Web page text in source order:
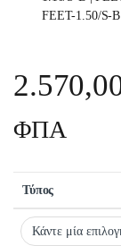
FEET-1.50/S-B
ΦΠΑ
Τύπος